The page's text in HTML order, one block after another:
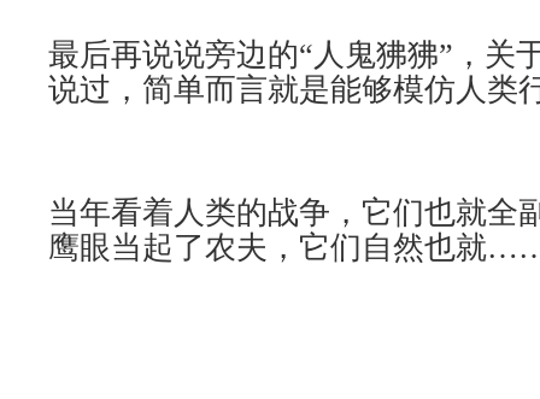
最后再说说旁边的“人鬼狒狒”，关
说过，简单而言就是能够模仿人类
当年看着人类的战争，它们也就全
鹰眼当起了农夫，它们自然也就